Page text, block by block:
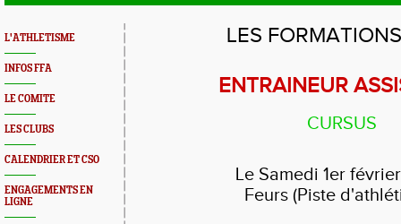
L'ATHLETISME
INFOS FFA
LE COMITE
LES CLUBS
CALENDRIER ET CSO
ENGAGEMENTS EN
LIGNE
LES
ENTRAINEUR
CURSUS
Le Samedi 1er
Feurs (Piste